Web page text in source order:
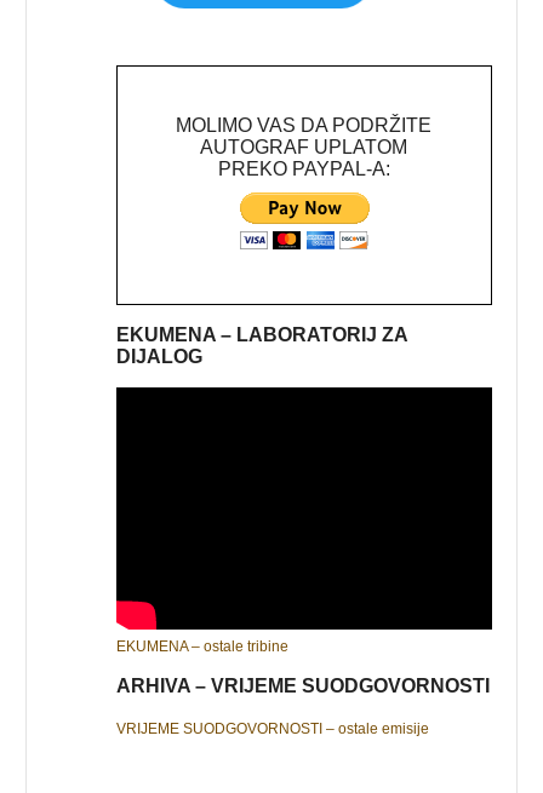
MOLIMO VAS DA PODRŽITE
AUTOGRAF UPLATOM
PREKO PAYPAL-A:
EKUMENA – LABORATORIJ ZA
DIJALOG
EKUMENA – ostale tribine
ARHIVA – VRIJEME SUODGOVORNOSTI
VRIJEME SUODGOVORNOSTI – ostale emisije